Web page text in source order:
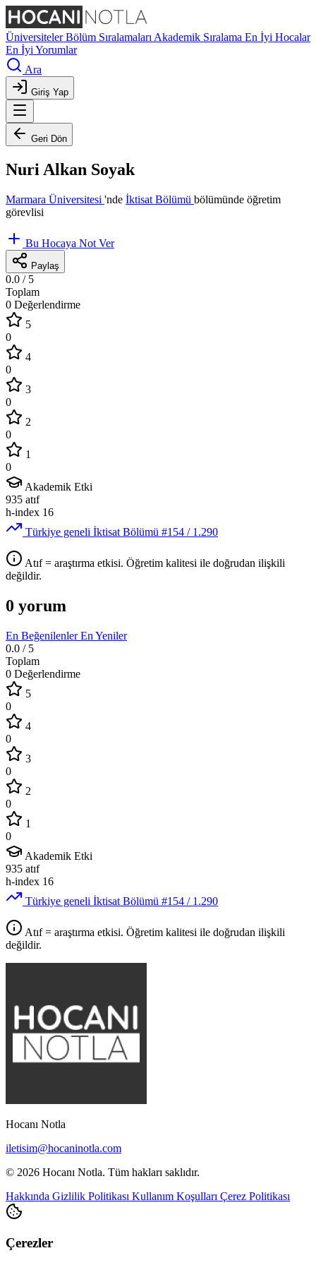
ÜniversitelerBölüm Sıralamaları Akademik Sıralama En İyi Hocalar
En İyi Yorumlar
Ara
Giriş Yap
Geri Dön
Nuri Alkan Soyak
Marmara Üniversitesi 'nde İktisat Bölümü bölümünde öğretim
görevlisi
Bu Hocaya Not Ver
Paylaş
0.0 / 5
Toplam
0 Değerlendirme
5
0
4
0
3
0
2
0
1
0
Akademik Etki
935 atıf
h-index 16
Türkiye geneli İktisat Bölümü #154 / 1.290
Atıf = araştırma etkisi. Öğretim kalitesi ile doğrudan ilişkili
değildir.
0 yorum
En BeğenilenlerEn Yeniler
0.0 / 5
Toplam
0 Değerlendirme
5
0
4
0
3
0
2
0
1
0
Akademik Etki
935 atıf
h-index 16
Türkiye geneli İktisat Bölümü #154 / 1.290
Atıf = araştırma etkisi. Öğretim kalitesi ile doğrudan ilişkili
değildir.
Hocanı Notla
iletisim@hocaninotla.com
© 2026 Hocanı Notla. Tüm hakları saklıdır.
Hakkında Gizlilik Politikası Kullanım Koşulları Çerez Politikası
Çerezler